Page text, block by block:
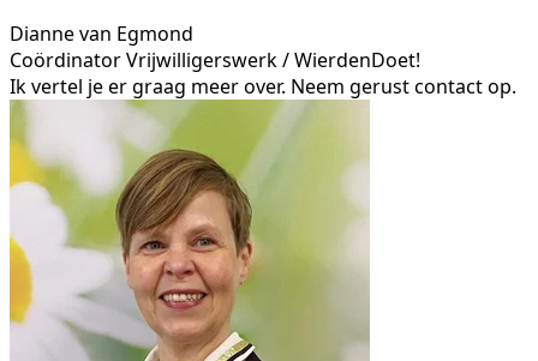
Dianne van Egmond
Coördinator Vrijwilligerswerk / WierdenDoet!
Ik vertel je er graag meer over. Neem gerust contact op.